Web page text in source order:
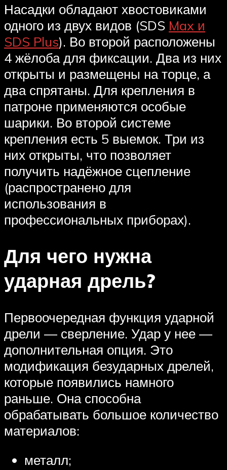
Насадки обладают хвостовиками
одного из двух видов (SDS Max и
SDS Plus). Во второй расположены
4 жёлоба для фиксации. Два из них
открыты и размещены на торце, а
два спрятаны. Для крепления в
патроне применяются особые
шарики. Во второй системе
крепления есть 5 выемок. Три из
них открыты, что позволяет
получить надёжное сцепление
(распространено для
использования в
профессиональных приборах).
Для чего нужна
ударная дрель?
Первоочередная функция ударной
дрели — сверление. Удар у нее —
дополнительная опция. Это
модификация безударных дрелей,
которые появились намного
раньше. Она способна
обрабатывать большое количество
материалов:
металл;